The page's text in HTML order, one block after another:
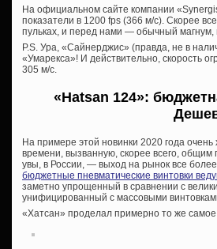
На официальном сайте компании
показатели в 1200 fps (366 м/с). Скорее
пульках, и перед нами — обычный
P.S. Ура, «Сайнерджис» (правда, не в
«Умарекса»! И действительно, скорость
305 м/с.
«Hatsan 124»:
На примере этой новинки 2020 года
времени, вызванную, скорее всего, общим
увы, в России, — выход на рынок все
бюджетные пневматические винтовки
заметно упрощенный в сравнении с
унифицированный с массовыми
«Хатсан» проделал примерно то же